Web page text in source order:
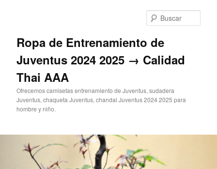
Ropa de Entrenamiento de
Juventus 2024 2025 → Calidad
Thai AAA
Ofrecemos camisetas entrenamiento de Juventus, sudadera
Juventus, chaqueta Juventus, chandal Juventus 2024 2025 para
hombre y niño.